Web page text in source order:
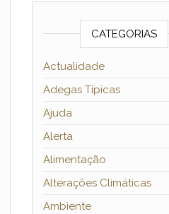
CATEGORIAS
Actualidade
Adegas Típicas
Ajuda
Alerta
Alimentação
Alterações Climáticas
Ambiente